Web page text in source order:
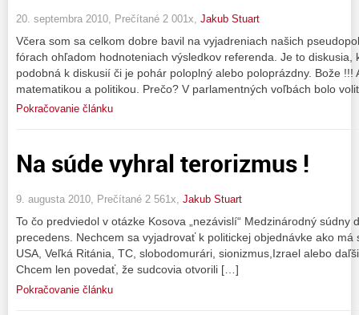
20. septembra 2010, Prečítané 2 001x, Jakub Stuart
Včera som sa celkom dobre bavil na vyjadreniach našich
fórach ohľadom hodnoteniach výsledkov referenda. Je to diskusia,
podobná k diskusií či je pohár poloplný alebo poloprázdny. Bože !!!
matematikou a politikou. Prečo? V parlamentných voľbách bolo
Pokračovanie článku
Na súde vyhral terorizmus !
9. augusta 2010, Prečítané 2 561x, Jakub Stuart
To čo predviedol v otázke Kosova „nezávislí“ Medzinárodný súdny
precedens. Nechcem sa vyjadrovať k politickej objednávke ako
USA, Veľká Ritánia, TC, slobodomurári, sionizmus,Izrael alebo
Chcem len povedať, že sudcovia otvorili […]
Pokračovanie článku